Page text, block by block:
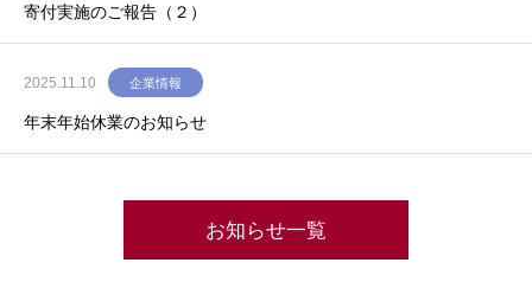
寄付実施のご報告（２）
2025.11.10 企業情報
年末年始休業のお知らせ
お知らせ一覧